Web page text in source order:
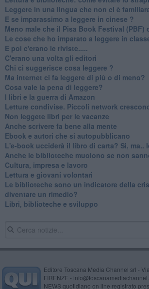
Leggere in una lingua che non ci è
​E se imparassimo a leggere in cinese ?
​Meno male che il Pisa Book Festival (PBF)
​Le cose che ho imparato a leggere in
​E poi c'erano le riviste.....
​C'erano una volta gli editori
​Chi ci suggerisce cosa leggere ?
​Ma internet ci fa leggere di più o di meno?
​Cosa vale la pena di leggere?
I libri e la guerra di Amazon
​Letture condivise. Piccoli network
​Non leggete libri per le vacanze
​Anche scrivere fa bene alla mente
​Ebook e autori che si autopubblicano
​L'e-book ucciderà il libro di carta? Sì, ma..
​Anche le biblioteche muoiono se non
​Cultura, impresa e lavoro
​Lettura e giovani volontari
​Le biblioteche sono un indicatore della
diventare un rimedio?
​Libri, biblioteche e sviluppo
Editore Toscana Media Channel srl -
FIRENZE -
NEWS quotidiano on line registrato